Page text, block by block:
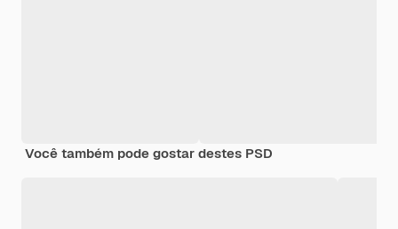
Você também pode gostar destes PSD